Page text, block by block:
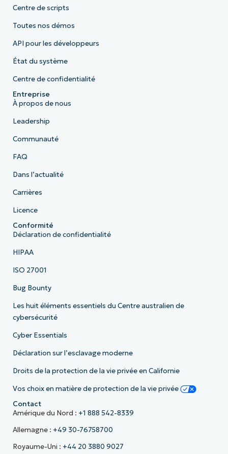
Centre de scripts
Toutes nos démos
API pour les développeurs
État du système
Centre de confidentialité
Entreprise
À propos de nous
Leadership
Communauté
FAQ
Dans l’actualité
Carrières
Licence
Conformité
Déclaration de confidentialité
HIPAA
ISO 27001
Bug Bounty
Les huit éléments essentiels du Centre australien de
cybersécurité
Cyber Essentials
Déclaration sur l’esclavage moderne
Droits de la protection de la vie privée en Californie
Vos choix en matière de protection de la vie privée
Contact
Amérique du Nord : +1 888 542-8339
Allemagne : +49 30-76758700
Royaume-Uni : +44 20 3880 9027